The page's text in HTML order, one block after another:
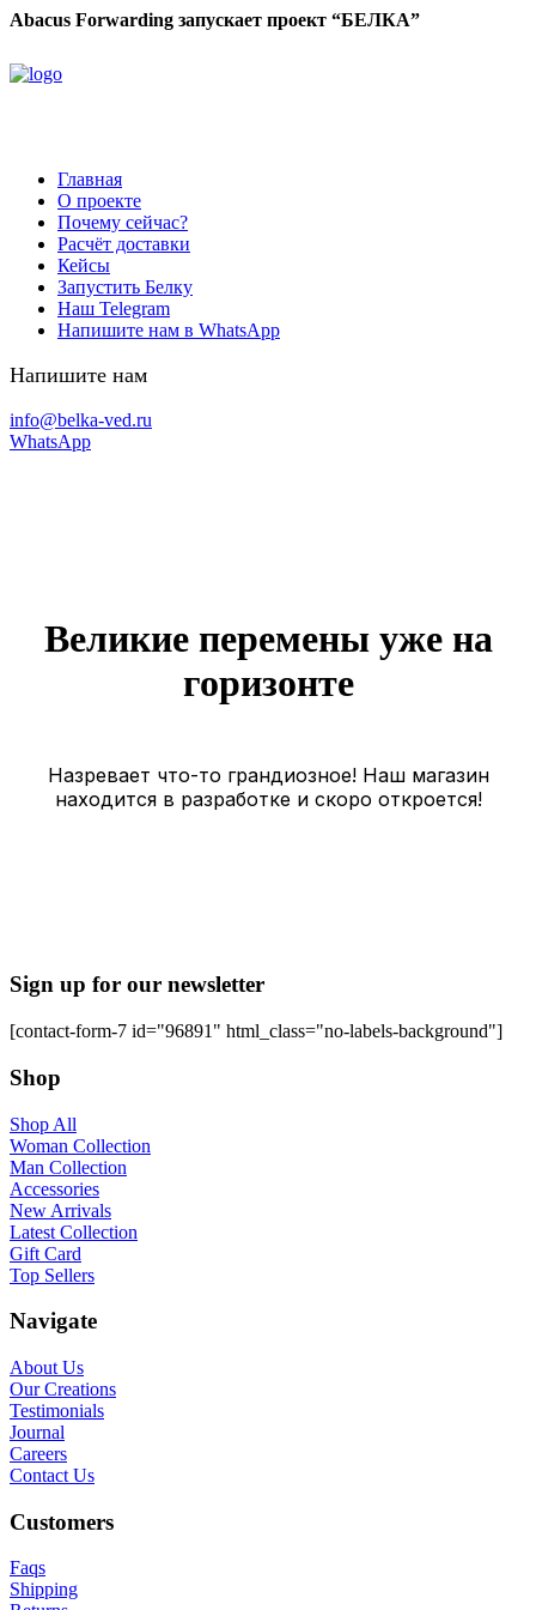
Abacus Forwarding запускает проект “БЕЛКА”
Главная
О проекте
Почему сейчас?
Расчёт доставки
Кейсы
Запустить Белку
Наш Telegram
Напишите нам в WhatsApp
Напишите нам
info@belka-ved.ru
WhatsApp
Великие перемены уже на
горизонте
Назревает что-то грандиозное! Наш магазин
находится в разработке и скоро откроется!
Sign up for our newsletter
[contact-form-7 id="96891" html_class="no-labels-background"]
Shop
Shop All
Woman Collection
Man Collection
Accessories
New Arrivals
Latest Collection
Gift Card
Top Sellers
Navigate
About Us
Our Creations
Testimonials
Journal
Careers
Contact Us
Customers
Faqs
Shipping